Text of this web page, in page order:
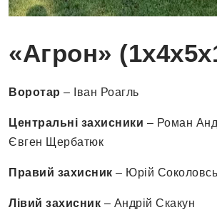
«Агрон»
Воротар – Іван Роагль
Центральні захисники – Роман
Євген Щербатюк
Правий захисник – Юрій
Лівий захисник – Андрій Скакун